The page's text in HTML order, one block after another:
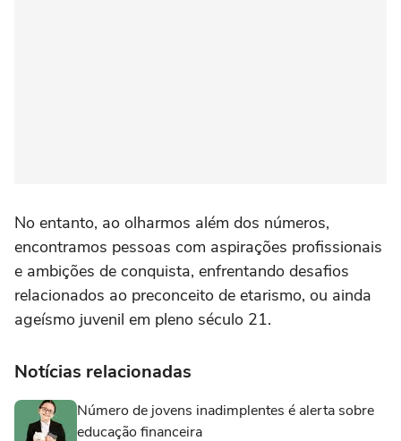
No entanto, ao olharmos além dos números,
encontramos pessoas com aspirações profissionais
e ambições de conquista, enfrentando desafios
relacionados ao preconceito de etarismo, ou ainda
ageísmo juvenil em pleno século 21.
Notícias relacionadas
Número de jovens inadimplentes é alerta sobre
educação financeira